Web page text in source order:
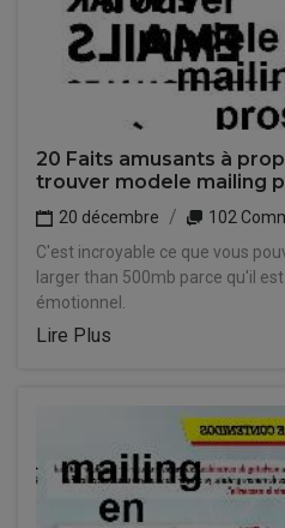
20 Faits amusants à
trouver modele mailing
20 décembre
102
C'est incroyable ce que vous
larger than 500mb parce qu'il
émotionnel.
Lire Plus